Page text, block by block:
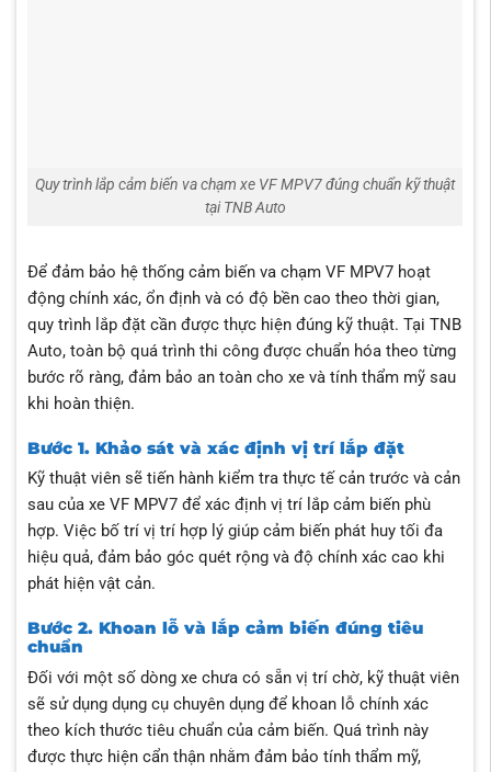
Quy trình lắp cảm biến va chạm xe VF MPV7 đúng chuẩn kỹ thuật
tại TNB Auto
Để đảm bảo hệ thống cảm biến va chạm VF MPV7 hoạt
động chính xác, ổn định và có độ bền cao theo thời gian,
quy trình lắp đặt cần được thực hiện đúng kỹ thuật. Tại TNB
Auto, toàn bộ quá trình thi công được chuẩn hóa theo từng
bước rõ ràng, đảm bảo an toàn cho xe và tính thẩm mỹ sau
khi hoàn thiện.
Bước 1. Khảo sát và xác định vị trí lắp đặt
Kỹ thuật viên sẽ tiến hành kiểm tra thực tế cản trước và cản
sau của xe VF MPV7 để xác định vị trí lắp cảm biến phù
hợp. Việc bố trí vị trí hợp lý giúp cảm biến phát huy tối đa
hiệu quả, đảm bảo góc quét rộng và độ chính xác cao khi
phát hiện vật cản.
Bước 2. Khoan lỗ và lắp cảm biến đúng tiêu
chuẩn
Đối với một số dòng xe chưa có sẵn vị trí chờ, kỹ thuật viên
sẽ sử dụng dụng cụ chuyên dụng để khoan lỗ chính xác
theo kích thước tiêu chuẩn của cảm biến. Quá trình này
được thực hiện cẩn thận nhằm đảm bảo tính thẩm mỹ,